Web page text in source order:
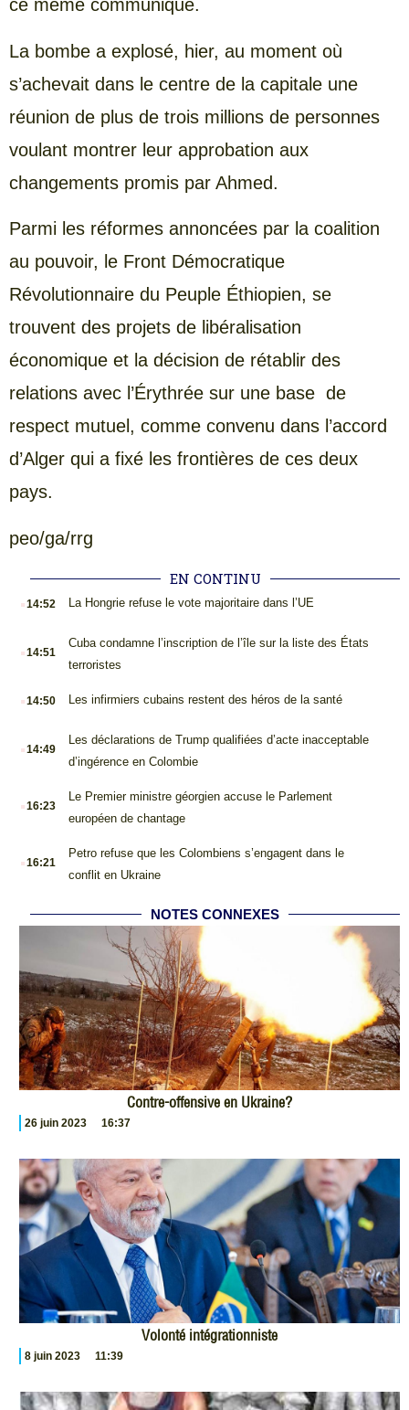
ce même communiqué.
La bombe a explosé, hier, au moment où
s’achevait dans le centre de la capitale une
réunion de plus de trois millions de personnes
voulant montrer leur approbation aux
changements promis par Ahmed.
Parmi les réformes annoncées par la coalition
au pouvoir, le Front Démocratique
Révolutionnaire du Peuple Éthiopien, se
trouvent des projets de libéralisation
économique et la décision de rétablir des
relations avec l’Érythrée sur une base de
respect mutuel, comme convenu dans l’accord
d’Alger qui a fixé les frontières de ces deux
pays.
peo/ga/rrg
EN CONTINU
.14:52 La Hongrie refuse le vote majoritaire dans l’UE
.14:51
Cuba condamne l’inscription de l’île sur la liste des États
terroristes
.14:50 Les infirmiers cubains restent des héros de la santé
.14:49
Les déclarations de Trump qualifiées d’acte inacceptable
d’ingérence en Colombie
.16:23
Le Premier ministre géorgien accuse le Parlement
européen de chantage
.16:21
Petro refuse que les Colombiens s’engagent dans le
conflit en Ukraine
NOTES CONNEXES
Contre-offensive en Ukraine?
26 juin 2023 16:37
Volonté intégrationniste
8 juin 2023 11:39